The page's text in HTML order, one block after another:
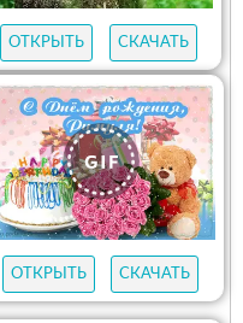
ОТКРЫТЬ СКАЧАТЬ
ОТКРЫТЬ СКАЧАТЬ